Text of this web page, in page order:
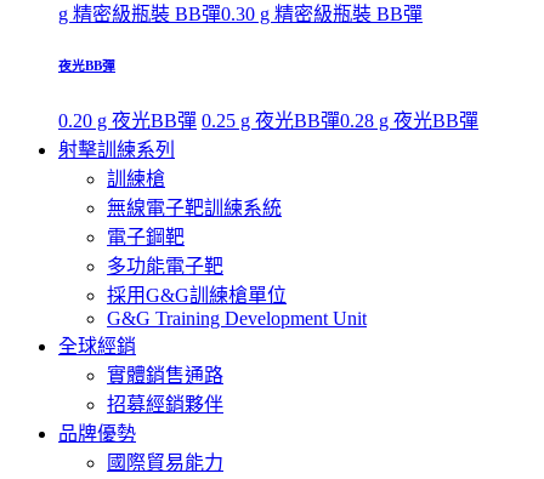
g 精密級瓶裝 BB彈0.30 g 精密級瓶裝 BB彈
夜光BB彈
0.20 g 夜光BB彈 0.25 g 夜光BB彈0.28 g 夜光BB彈
射擊訓練系列
訓練槍
無線電子靶訓練系統
電子鋼靶
多功能電子靶
採用G&G訓練槍單位
G&G Training Development Unit
全球經銷
實體銷售通路
招募經銷夥伴
品牌優勢
國際貿易能力